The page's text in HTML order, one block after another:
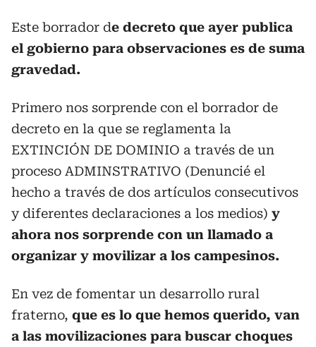
Este borrador de decreto que ayer publica
el gobierno para observaciones es de suma
gravedad.
Primero nos sorprende con el borrador de
decreto en la que se reglamenta la
EXTINCIÓN DE DOMINIO a través de un
proceso ADMINSTRATIVO (Denuncié el
hecho a través de dos artículos consecutivos
y diferentes declaraciones a los medios) y
ahora nos sorprende con un llamado a
organizar y movilizar a los campesinos.
En vez de fomentar un desarrollo rural
fraterno, que es lo que hemos querido, van
a las movilizaciones para buscar choques